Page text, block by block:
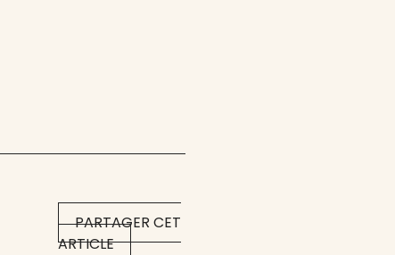
PARTAGER CET
ARTICLE